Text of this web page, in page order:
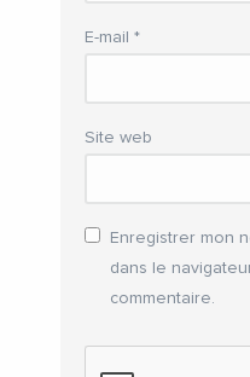
E-mail *
Site web
Enregistrer mon
dans le
commentaire.